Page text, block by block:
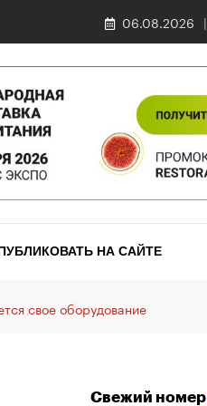
06.08.2026
НА САЙТЕ
свое оборудование
Свежий номер